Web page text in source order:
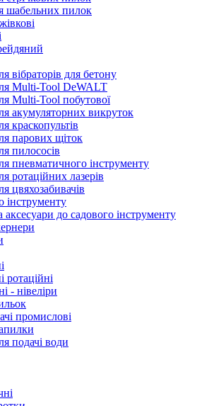
шабельних пилок
вібраторів для бетону
Multi-Tool DeWALT
Multi-Tool побутової
акумуляторних викруток
краскопультів
парових щіток
пилососів
пневматичного інструменту
ротаційних лазерів
цвяхозабивачів
інструменту
до садового інструменту
ротаційні
- нівеліри
промислові
подачі води